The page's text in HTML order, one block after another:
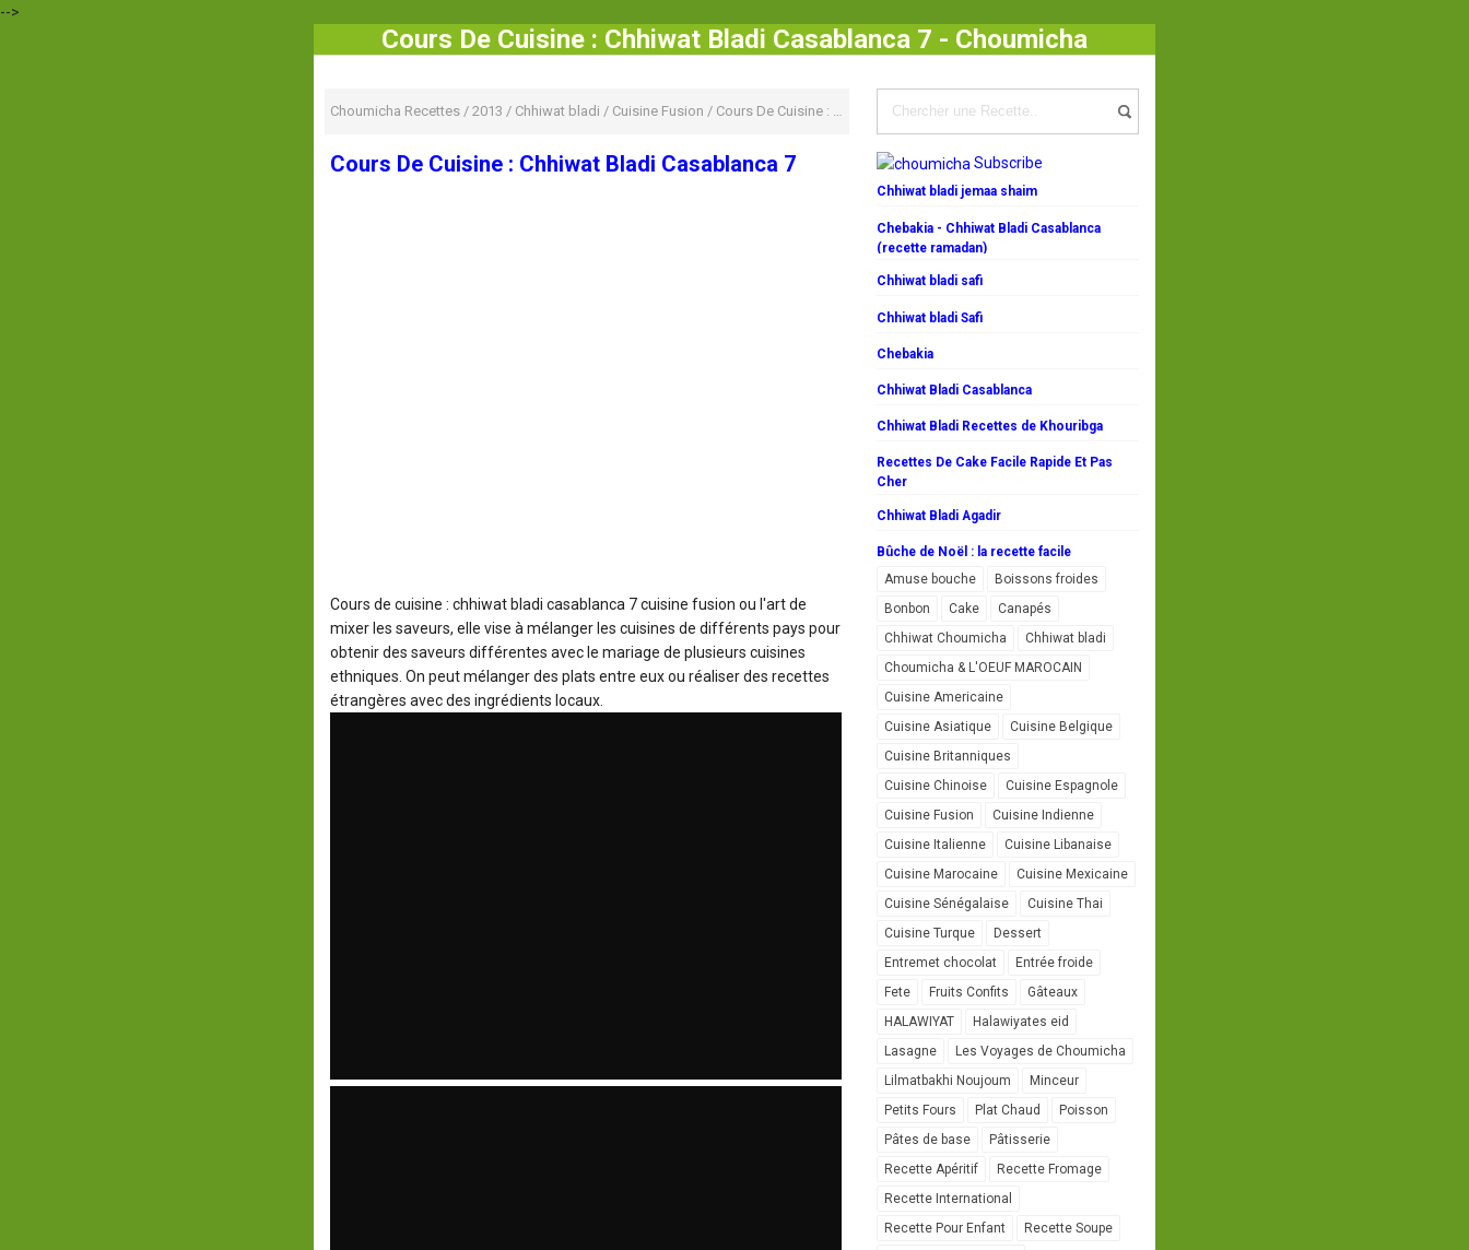
-->
Cours De Cuisine : Chhiwat Bladi Casablanca 7 - Choumicha
Choumicha Recettes / 2013 / Chhiwat bladi / Cuisine Fusion / Cours De Cuisine : Chhiwat Bladi Casablanca 7
Cours De Cuisine : Chhiwat Bladi Casablanca 7
Cours de cuisine : chhiwat bladi casablanca 7cuisine fusion ou l'art de
mixer les saveurs, elle vise à mélanger les cuisines de différents pays pour
obtenir des saveurs différentes avec le mariage de plusieurs cuisines
ethniques. On peut mélanger des plats entre eux ou réaliser des recettes
étrangères avec des ingrédients locaux.
Subscribe
Chhiwat bladi jemaa shaim
Chebakia - Chhiwat Bladi Casablanca
(recette ramadan)
Chhiwat bladi safi
Chhiwat bladi Safi
Chebakia
Chhiwat Bladi Casablanca
Chhiwat Bladi Recettes de Khouribga
Recettes De Cake Facile Rapide Et Pas
Cher
Chhiwat Bladi Agadir
Bûche de Noël : la recette facile
Amuse bouche
Boissons froides
Bonbon
Cake
Canapés
Chhiwat Choumicha
Chhiwat bladi
Choumicha & L'OEUF MAROCAIN
Cuisine Americaine
Cuisine Asiatique
Cuisine Belgique
Cuisine Britanniques
Cuisine Chinoise
Cuisine Espagnole
Cuisine Fusion
Cuisine Indienne
Cuisine Italienne
Cuisine Libanaise
Cuisine Marocaine
Cuisine Mexicaine
Cuisine Sénégalaise
Cuisine Thai
Cuisine Turque
Dessert
Entremet chocolat
Entrée froide
Fete
Fruits Confits
Gâteaux
HALAWIYAT
Halawiyates eid
Lasagne
Les Voyages de Choumicha
Lilmatbakhi Noujoum
Minceur
Petits Fours
Plat Chaud
Poisson
Pâtes de base
Pâtisserie
Recette Apéritif
Recette Fromage
Recette International
Recette Pour Enfant
Recette Soupe